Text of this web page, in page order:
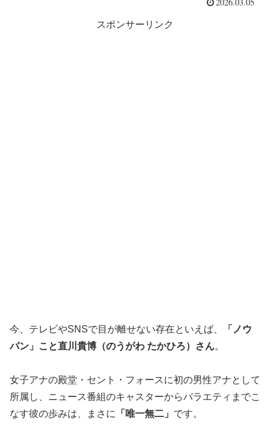
スポンサーリンク
今、テレビやSNSで目が離せない存在といえば、
「ノウ
パン」こと直川貴博（のうがわ たかひろ）さん。
女子アナの殿堂・セント・フォースに初の男性アナとして
所属し、ニュース番組のキャスターからバラエティまでこ
なす彼の歩みは、まさに
「唯一無二」 です。